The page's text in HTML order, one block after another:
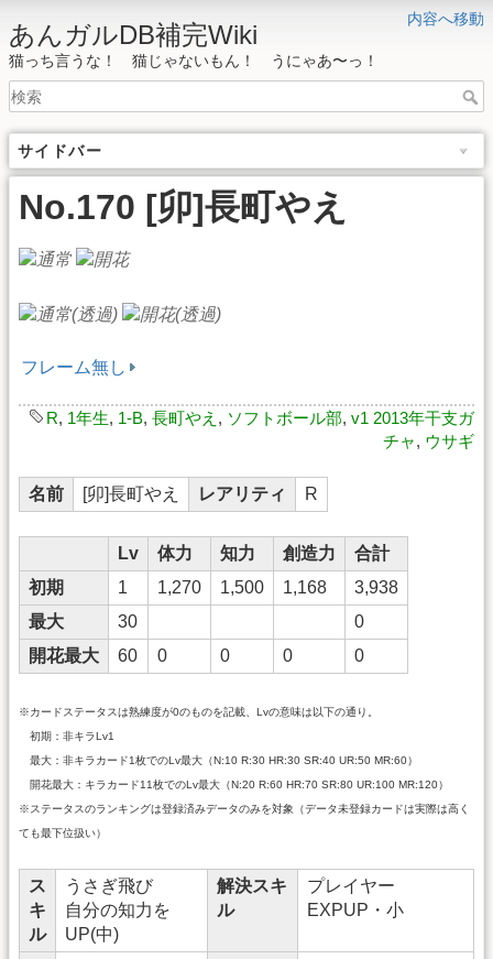
内容へ移動
あんガルDB補完Wiki
猫っち言うな！ 猫じゃないもん！ うにゃあ〜っ！
サイドバー
No.170 [卯]長町やえ
フレーム無し
R, 1年生, 1-B, 長町やえ , ソフトボール部, v1 2013年干支ガ
チャ, ウサギ
名前 [卯]長町やえ レアリティ R
Lv 体力 知力 創造力
合計
初期
1 1,270 1,500 1,168
3,938
最大
30
0
開花最大
60 0 0 0 0
※カードステータスは熟練度が0のものを記載、Lvの意味は以下の通り。
初期：非キラLv1
最大：非キラカード1枚でのLv最大（N:10 R:30 HR:30 SR:40 UR:50 MR:60）
開花最大：キラカード11枚でのLv最大（N:20 R:60 HR:70 SR:80 UR:100 MR:120）
※ステータスのランキングは登録済みデータのみを対象（データ未登録カードは実際は高く
ても最下位扱い）
ス
キ
ル
うさぎ飛び
自分の知力を
UP(中)
解決スキ
ル
プレイヤー
EXPUP・小